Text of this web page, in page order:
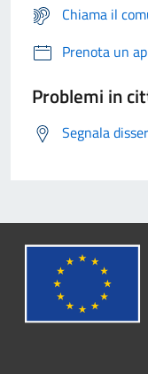
Chiama il
Prenota un
Problemi in
Segnala